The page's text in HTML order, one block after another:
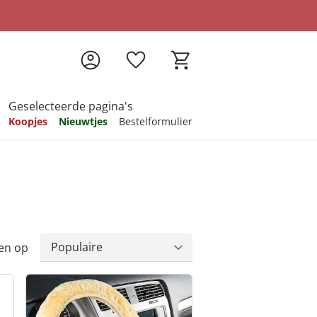
Geselecteerde pagina's
Koopjes Nieuwtjes Bestelformulier
op